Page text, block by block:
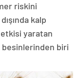
riskini
kalp
yaratan
besinlerinden biri